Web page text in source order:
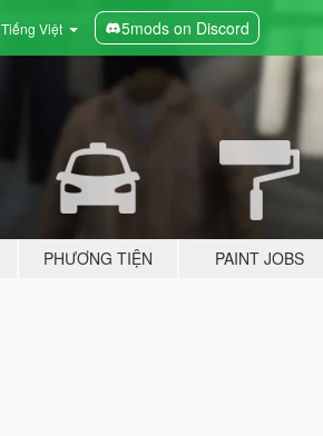
Tiếng Việt 5mods on Discord
PHƯƠNG TIỆN PAINT JOBS